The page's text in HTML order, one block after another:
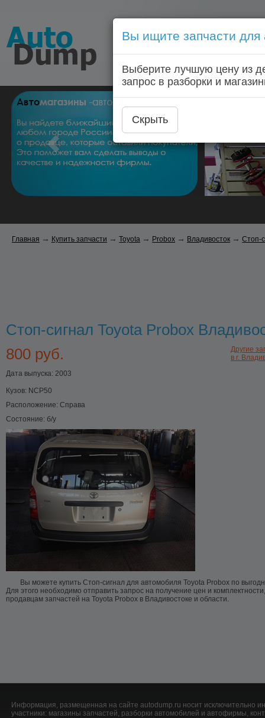
Голосовой запрос
Главная
Главная → Купить запчасти → Toyota → Probox → Владивосток → Стоп-
Стоп-сигнал Toyota Probox
Другие
в г.
800 руб.
Дата выпуска: 2003
Кузов: NCP50
Расположение: Справа
Состояние: б/у
Вы можете купить Стоп-сигнал для автомобиля Toyota Probox по
Для этого необходимо отправить запрос на получение цен и
продавцам запчастей на Toyota Probox в Владивостоке и области.
Информация, размещенная на сайте autodump.ru носит исключительно
участники: магазины запчастей, разборки автомобилей и автофирмы,
Вы ищите запчасти для
Выберите лучшую цену из
запрос в разборки и
Скрыть